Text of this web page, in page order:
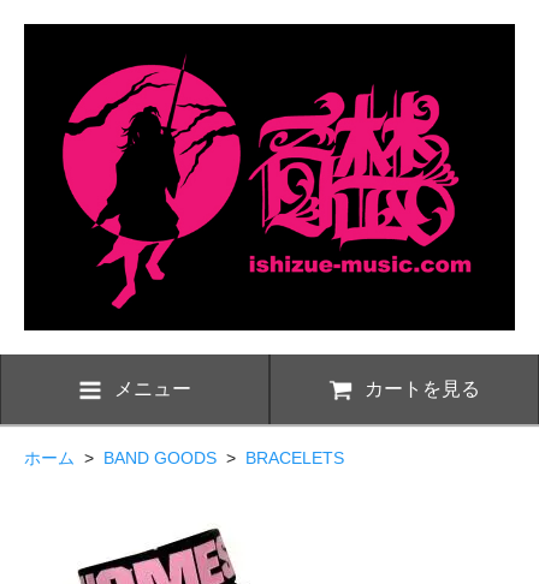
メニュー カートを見る
ホーム > BAND GOODS > BRACELETS